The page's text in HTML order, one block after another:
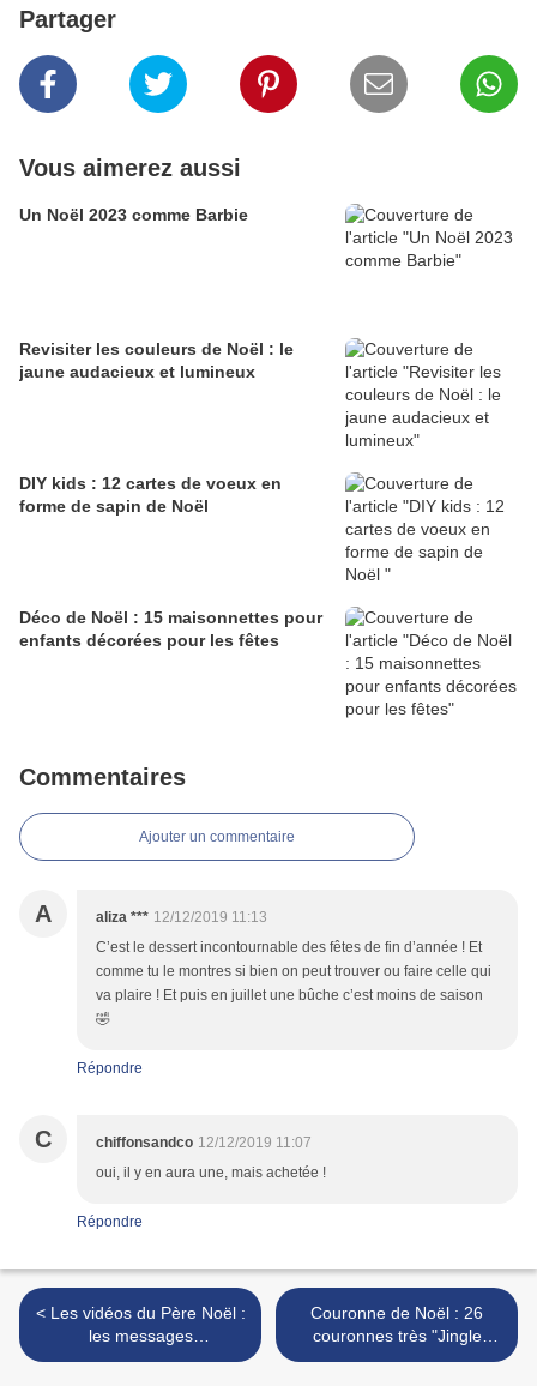
Partager
Vous aimerez aussi
Un Noël 2023 comme Barbie
Revisiter les couleurs de Noël : le
jaune audacieux et lumineux
DIY kids : 12 cartes de voeux en
forme de sapin de Noël
Déco de Noël : 15 maisonnettes pour
enfants décorées pour les fêtes
Commentaires
Ajouter un commentaire
A aliza *** 12/12/2019 11:13
C’est le dessert incontournable des fêtes de fin d’année ! Et
comme tu le montres si bien on peut trouver ou faire celle qui
va plaire ! Et puis en juillet une bûche c’est moins de saison
🤣
Répondre
C chiffonsandco 12/12/2019 11:07
oui, il y en aura une, mais achetée !
Répondre
< Les vidéos du Père Noël :
les messages
personnalisés pour Noël
Couronne de Noël : 26
couronnes très "Jingle
Bells" avec des cloches en